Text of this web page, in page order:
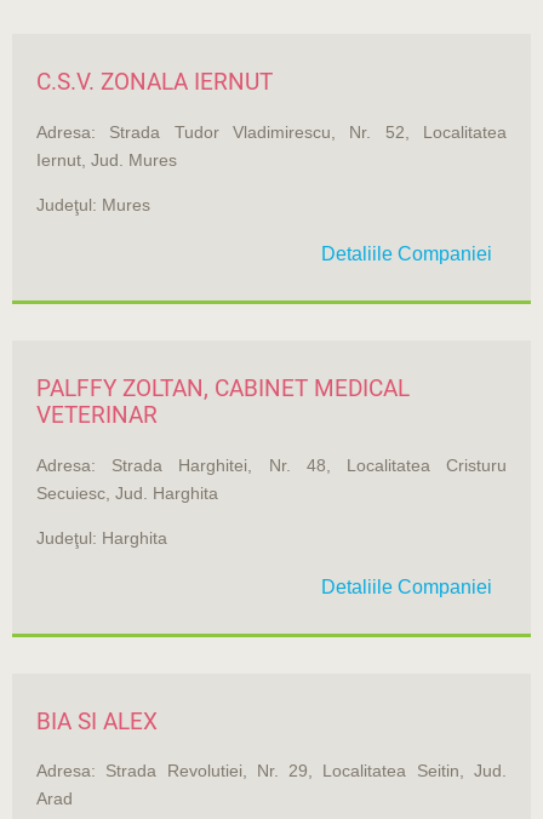
C.S.V. ZONALA IERNUT
Adresa: Strada Tudor Vladimirescu, Nr. 52, Localitatea
Iernut, Jud. Mures
Judeţul: Mures
Detaliile Companiei
PALFFY ZOLTAN, CABINET MEDICAL
VETERINAR
Adresa: Strada Harghitei, Nr. 48, Localitatea Cristuru
Secuiesc, Jud. Harghita
Judeţul: Harghita
Detaliile Companiei
BIA SI ALEX
Adresa: Strada Revolutiei, Nr. 29, Localitatea Seitin, Jud.
Arad